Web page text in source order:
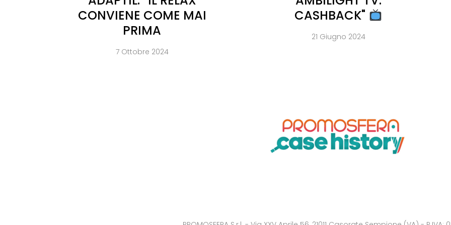
CONVIENE COME MAI
PRIMA
7 Ottobre 2024
CASHBACK"
21 Giugno 2024